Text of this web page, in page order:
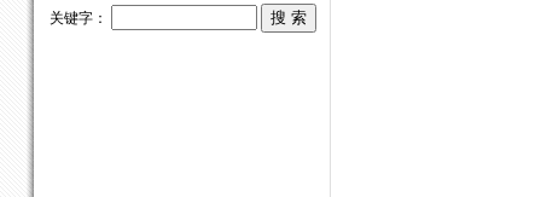
关键字：